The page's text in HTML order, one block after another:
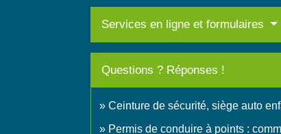
Services en ligne et formulaires
Questions ? Réponses !
Ceinture de sécurité, siège auto
Permis de conduire à points :